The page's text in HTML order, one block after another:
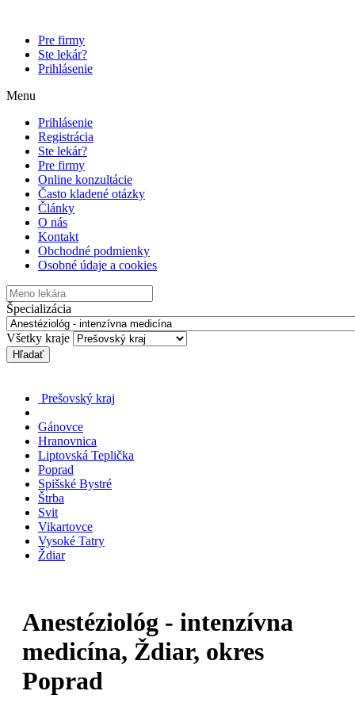
Pre firmy
Ste lekár?
Prihlásenie
Menu
Prihlásenie
Registrácia
Ste lekár?
Pre firmy
Online konzultácie
Často kladené otázky
Články
O nás
Kontakt
Obchodné podmienky
Osobné údaje a cookies
Špecializácia
Všetky kraje
Hľadať
Prešovský kraj
Gánovce
Hranovnica
Liptovská Teplička
Poprad
Spišské Bystré
Štrba
Svit
Vikartovce
Vysoké Tatry
Ždiar
Anestéziológ - intenzívna
medicína, Ždiar, okres
Poprad